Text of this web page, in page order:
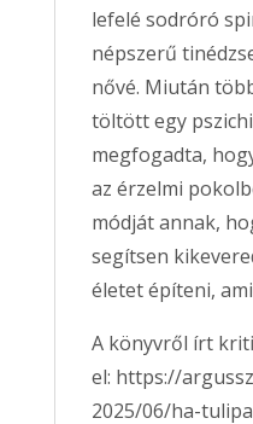
lefelé sodróró
népszerű
nővé. Miután
töltött egy
megfogadta,
az érzelmi
módját annak,
segítsen
életet építeni,
A könyvről írt
el: https://
2025/06/ha-